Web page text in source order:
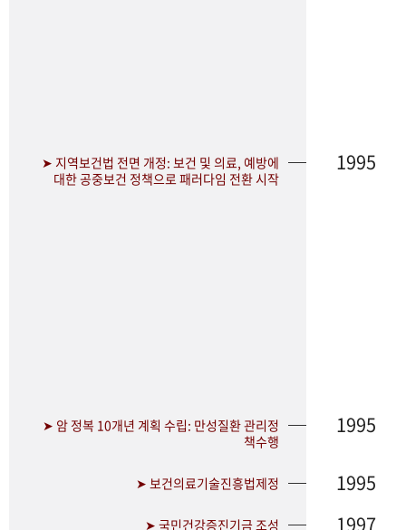
➤ 지역보건법 전면 개정: 보건 및 의료, 예방에
대한 공중보건 정책으로 패러다임 전환 시작
1995
➤ 암 정복 10개년 계획 수립: 만성질환 관리정
책수행
1995
➤ 보건의료기술진흥법제정 1995
➤ 국민건강증진기금 조성 1997